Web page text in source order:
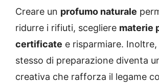
Creare un profumo naturale
ridurre i rifiuti, scegliere materie
certificate e risparmiare.
stesso di preparazione diventa
creativa che rafforza il legame